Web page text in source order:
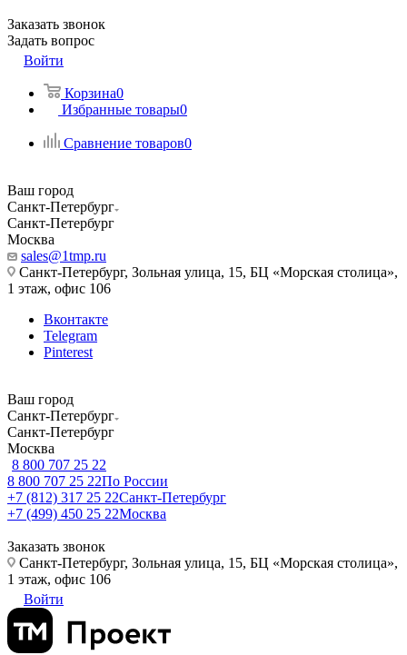
Заказать звонок
Задать вопрос
Войти
Корзина0
Избранные товары0
Сравнение товаров0
Ваш город
Санкт-Петербург
Санкт-Петербург
Москва
sales@1tmp.ru
Санкт-Петербург, Зольная улица, 15, БЦ «Морская столица»,
1 этаж, офис 106
Вконтакте
Telegram
Pinterest
Ваш город
Санкт-Петербург
Санкт-Петербург
Москва
8 800 707 25 22
8 800 707 25 22По России
+7 (812) 317 25 22Санкт-Петербург
+7 (499) 450 25 22Москва
Заказать звонок
Санкт-Петербург, Зольная улица, 15, БЦ «Морская столица»,
1 этаж, офис 106
Войти